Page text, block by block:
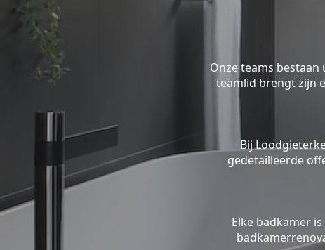
Onze teams
teamlid brengt zijn
Bij
gedetailleerde
Elke badkamer